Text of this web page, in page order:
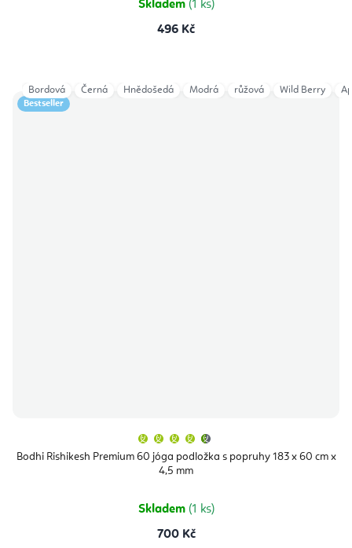
Skladem (1 ks)
496 Kč
Bestseller
Bodhi Rishikesh Premium 60 jóga podložka s popruhy 183 x 60 cm x
4,5 mm
produktu
je
Skladem (1 ks)
700 Kč
Bordová Černá Hnědošedá Modrá růžová Wild Berry